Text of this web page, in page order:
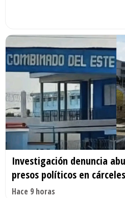
Investigación denuncia
presos políticos en
Hace 9 horas